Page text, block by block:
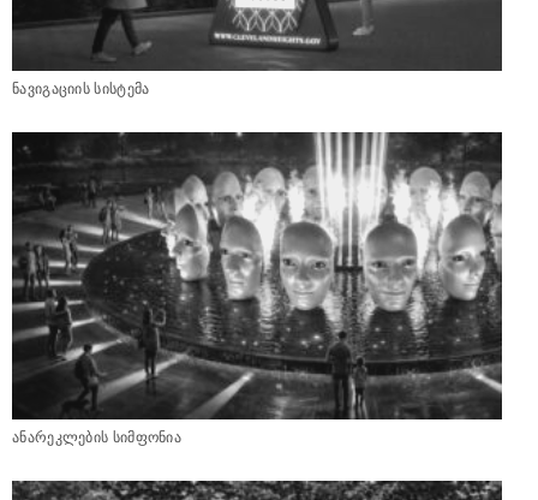
ნავიგაციის სისტემა
ანარეკლების სიმფონია